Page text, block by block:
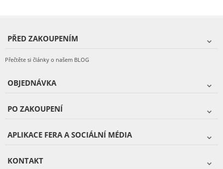
PŘED ZAKOUPENÍM
Přečtěte si články o našem BLOG
OBJEDNÁVKA
PO ZAKOUPENÍ
APLIKACE FERA A SOCIÁLNÍ MÉDIA
KONTAKT